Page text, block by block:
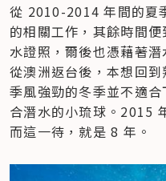
從 2010-2014 年間的夏
的相關工作，其餘時間
水證照，爾後也憑藉著
從澳洲返台後，本想回
季風強勁的冬季並不適
合潛水的小琉球。2015
而這一待，就是 8 年。